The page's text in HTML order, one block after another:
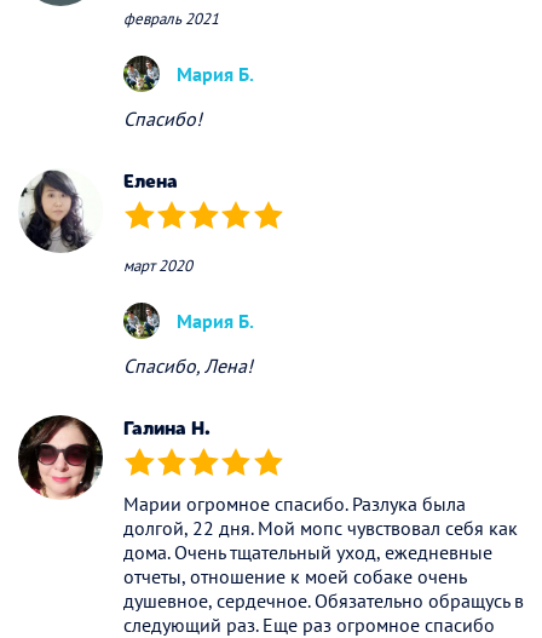
февраль 2021
Мария Б.
Спасибо!
Елена
(*) (*) (*) (*) (*)
март 2020
Мария Б.
Спасибо, Лена!
Галина Н.
(*) (*) (*) (*) (*)
Марии огромное спасибо. Разлука была
долгой, 22 дня. Мой мопс чувствовал себя как
дома. Очень тщательный уход, ежедневные
отчеты, отношение к моей собаке очень
душевное, сердечное. Обязательно обращусь в
следующий раз. Еще раз огромное спасибо